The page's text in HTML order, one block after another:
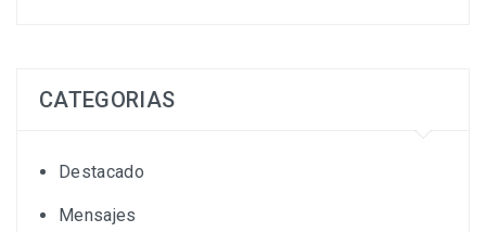
CATEGORIAS
Destacado
Mensajes